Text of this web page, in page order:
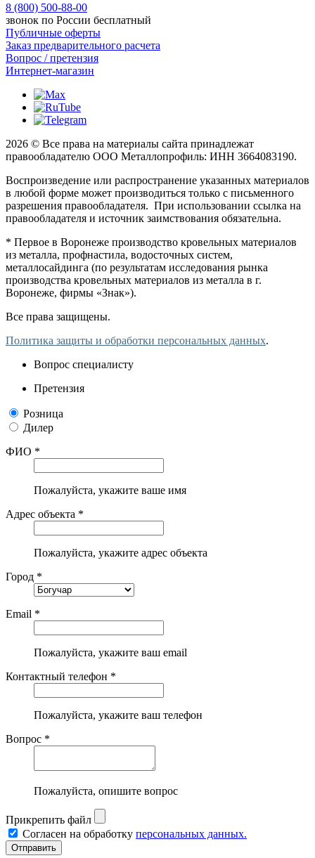
8 (800) 500-88-00
звонок по России бесплатный
Публичные оферты
Заказ предварительного расчета
Вопрос / претензия
Интернет-магазин
2026 © Все права на материалы сайта принадлежат
правообладателю ООО Металлопрофиль: ИНН 3664083190.
Воспроизведение или распространение указанных материалов
в любой форме может производиться только с письменного
разрешения правообладателя. При использовании ссылка на
правообладателя и источник заимствования обязательна.
* Первое в Воронеже производство кровельных материалов
из металла, профнастила, водосточных систем,
металлосайдинга (по результатам исследования рынка
производства кровельных материалов из металла в г.
Воронеже, фирмы «Знак»).
Все права защищены.
Политика защиты и обработки персональных данных.
Вопрос специалисту
Претензия
Розница
Дилер
ФИО *
Пожалуйста, укажите ваше имя
Адрес объекта *
Пожалуйста, укажите адрес объекта
Город *
Email *
Пожалуйста, укажите ваш email
Контактный телефон *
Пожалуйста, укажите ваш телефон
Вопрос *
Пожалуйста, опишите вопрос
Прикрепить файл
Согласен на обработку персональных данных.